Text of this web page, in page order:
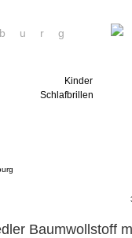
Kinder
Schlafbrillen
Baumwollstoff